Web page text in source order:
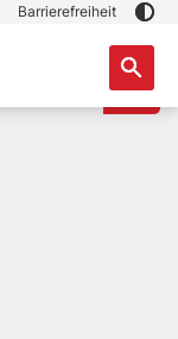
Barrierefreiheit